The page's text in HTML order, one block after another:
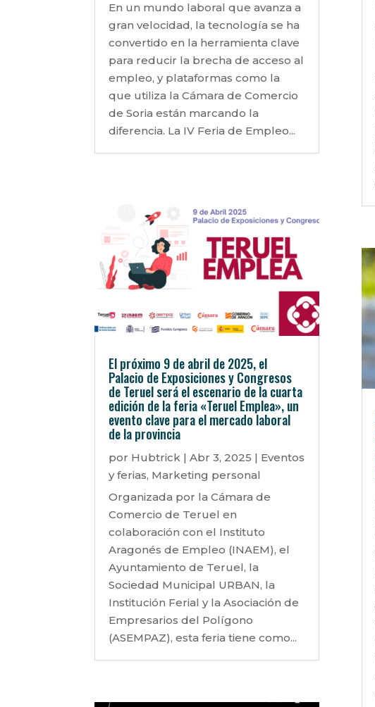
En un mundo laboral que avanza a
gran velocidad, la tecnología se ha
convertido en la herramienta clave
para reducir la brecha de acceso al
empleo, y plataformas como la
que utiliza la Cámara de Comercio
de Soria están marcando la
diferencia. La IV Feria de Empleo...
El próximo 9 de abril de 2025, el
Palacio de Exposiciones y Congresos
de Teruel será el escenario de la cuarta
edición de la feria «Teruel Emplea», un
evento clave para el mercado laboral
de la provincia
por Hubtrick |Abr 3, 2025 | Eventos
y ferias, Marketing personal
Organizada por la Cámara de
Comercio de Teruel en
colaboración con el Instituto
Aragonés de Empleo (INAEM), el
Ayuntamiento de Teruel, la
Sociedad Municipal URBAN, la
Institución Ferial y la Asociación de
Empresarios del Polígono
(ASEMPAZ), esta feria tiene como...